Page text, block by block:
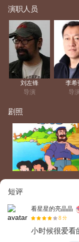
诞生以及和朋友们共
勇敢的爱斯基摩人
们横跨广阔的北美
中，他们战胜了凶
并见识了海市蜃楼
陆。后106集讲述了
海，到达了美丽的
住的土著小孩，在寻
海之火的考验，又
作怪，他们暂以栖
终于穿过中国古丝
个省市自治区，考
统文化的博大精深，
那里他们又回到了
演职人员
刘左锋
导演
李希
导
剧照
短评
看星星的亮晶晶
8 分
小时候很爱看